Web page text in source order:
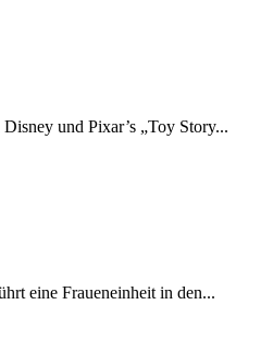
und Pixar’s „Toy Story...
eine Fraueneinheit in den...